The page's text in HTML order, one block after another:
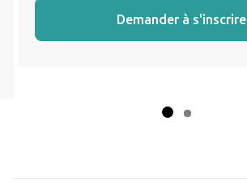
Demander à s'inscrire